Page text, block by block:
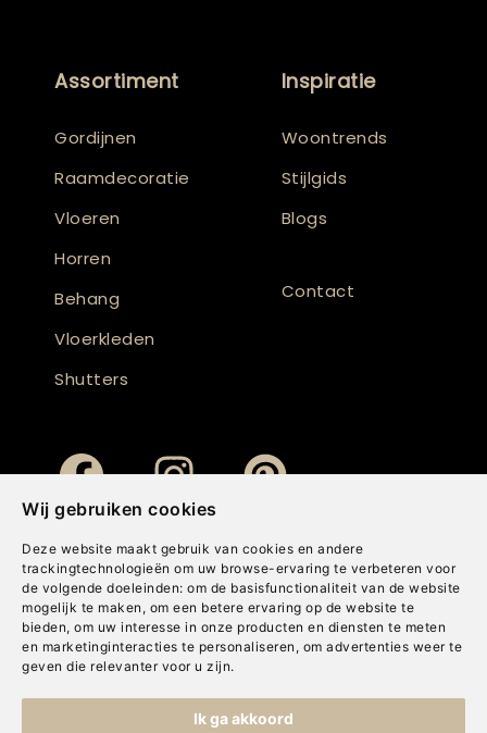
Wij gebruiken cookies
Deze website maakt gebruik van cookies en andere
trackingtechnologieën om uw browse-ervaring te verbeteren voor
de volgende doeleinden: om de basisfunctionaliteit van de website
mogelijk te maken , om een betere ervaring op de website te
bieden, om uw interesse in onze producten en diensten te meten
en marketinginteracties te personaliseren , om advertenties weer te
geven die relevanter voor u zijn.
Ik ga akkoord
Assortiment
Gordijnen
Raamdecoratie
Vloeren
Horren
Behang
Vloerkleden
Shutters
Inspiratie
Woontrends
Stijlgids
Blogs
Contact
Cookies